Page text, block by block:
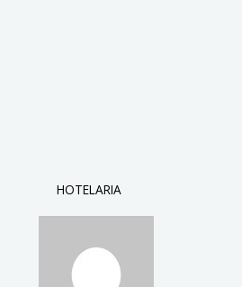
HOTELARIA